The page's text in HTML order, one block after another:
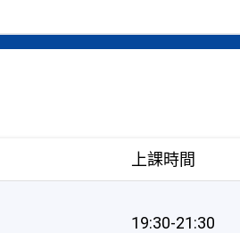
上課時間
19:30-21:30